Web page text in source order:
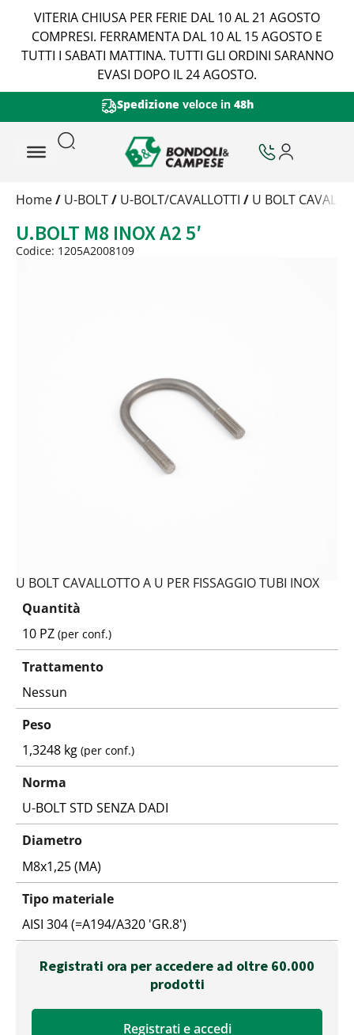
VITERIA CHIUSA PER FERIE DAL 10 AL 21 AGOSTO
COMPRESI. FERRAMENTA DAL 10 AL 15 AGOSTO E
TUTTI I SABATI MATTINA. TUTTI GLI ORDINI SARANNO
EVASI DOPO IL 24 AGOSTO.
Spedizione veloce in 48h
Trattamento
Peso
Quantità
Home/ U-BOLT/ U-BOLT/CAVALLOTTI / U BOLT
U.BOLT M8 INOX A2 5′
Codice: 1205A2008109
U BOLT CAVALLOTTO A U PER FISSAGGIO TUBI INOX
Quantità
10 PZ(per conf.)
Trattamento
Nessun
Peso
1,3248 kg(per conf.)
Norma
U-BOLT STD SENZA DADI
Diametro
M8x1,25 (MA)
Tipo materiale
AISI 304 (=A194/A320 'GR.8')
Registrati ora per accedere ad oltre 60.000
prodotti
Registrati e accedi